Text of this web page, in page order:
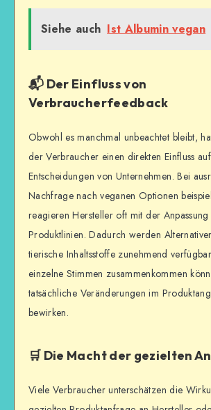
Siehe auch Ist Albumin vegan
📬 Der Einfluss von
Verbraucherfeedback
Obwohl es manchmal unbeachtet bleibt,
der Verbraucher einen direkten Einfluss
Entscheidungen von Unternehmen. Bei
Nachfrage nach veganen Optionen
reagieren Hersteller oft mit der
Produktlinien. Dadurch werden
tierische Inhaltsstoffe zunehmend
einzelne Stimmen zusammenkommen
tatsächliche Veränderungen im
bewirken.
🛒 Die Macht der gezielten
Viele Verbraucher unterschätzen die